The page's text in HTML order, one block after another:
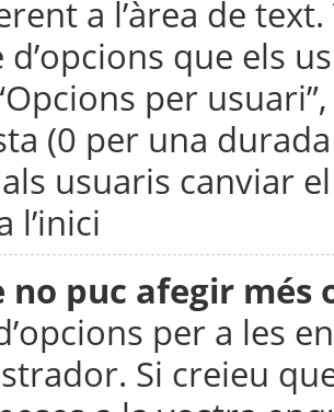
a l’àrea de
que els
per
(0 per una
usuaris canviar
l’inici
no puc afegir més
per a les
Si creieu